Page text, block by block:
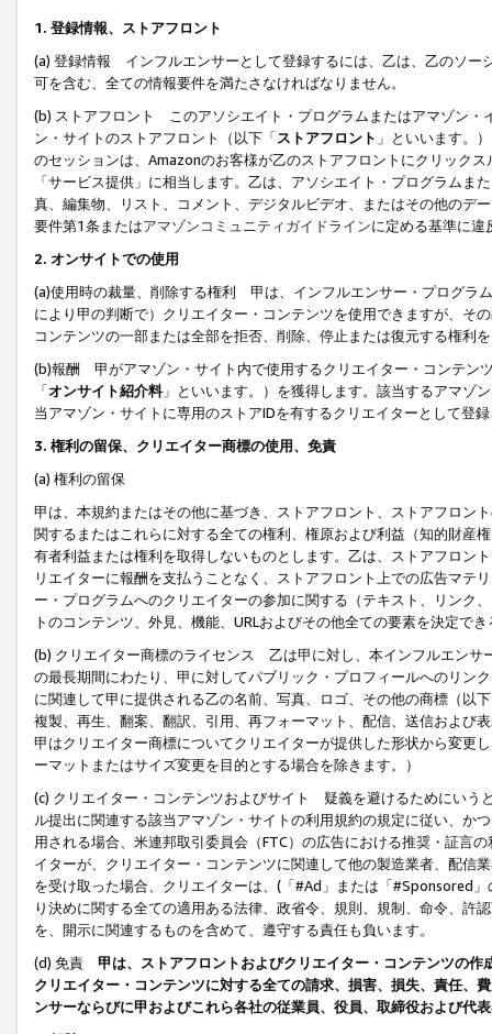
1. 登録情報、ストアフロント
(a) 登録情報 インフルエンサーとして登録するには、乙は、乙のソー
可を含む、全ての情報要件を満たさなければなりません。
(b) ストアフロント このアソシエイト・プログラムまたはアマゾン・
ン・サイトのストアフロント（以下「ストアフロント 」といいます。
のセッションは、Amazonのお客様が乙のストアフロントにクリック
「サービス提供」に相当します。乙は、アソシエイト・プログラム
真、編集物、リスト、コメント、デジタルビデオ、またはその他のデ
要件第1条またはアマゾンコミュニティガイドラインに定める基準に違
2. オンサイトでの使用
(a)使用時の裁量、削除する権利 甲は、インフルエンサー・プログラ
により甲の判断で）クリエイター・コンテンツを使用できますが、そ
コンテンツの一部または全部を拒否、削除、停止または復元する権利
(b)報酬 甲がアマゾン・サイト内で使用するクリエイター・コンテン
「オンサイト紹介料」といいます。）を獲得します。該当するアマゾ
当アマゾン・サイトに専用のストアIDを有するクリエイターとして登
3. 権利の留保、クリエイター商標の使用、免責
(a) 権利の留保
甲は、本規約またはその他に基づき、ストアフロント、ストアフロン
関するまたはこれらに対する全ての権利、権原および利益（知的財産
有者利益または権利を取得しないものとします。乙は、ストアフロン
リエイターに報酬を支払うことなく、ストアフロント上での広告マテ
ー・プログラムへのクリエイターの参加に関する（テキスト、リンク
トのコンテンツ、外見、機能、URLおよびその他全ての要素を決定で
(b) クリエイター商標のライセンス 乙は甲に対し、本インフルエンサ
の最長期間にわたり、甲に対してパブリック・プロフィールへのリン
に関連して甲に提供される乙の名前、写真、ロゴ、その他の商標（以
複製、再生、翻案、翻訳、引用、再フォーマット、配信、送信および
甲はクリエイター商標についてクリエイターが提供した形状から変更
ーマットまたはサイズ変更を目的とする場合を除きます。）
(c) クリエイター・コンテンツおよびサイト 疑義を避けるためにいう
ル提出に関連する該当アマゾン・サイトの利用規約の規定に従い、か
用される場合、米連邦取引委員会（FTC）の広告における推奨・証言
イターが、クリエイター・コンテンツに関連して他の製造業者、配信
を受け取った場合、クリエイターは、(「#Ad」または「#Sponsored
り決めに関する全ての適用ある法律、政省令、規則、規制、命令、許
を、開示に関連するものを含めて、遵守する責任も負います。
(d) 免責 甲は、ストアフロントおよびクリエイター・コンテンツの
クリエイター・コンテンツに対する全ての請求、損害、損失、責任、
ンサーならびに甲およびこれら各社の従業員、役員、取締役および代